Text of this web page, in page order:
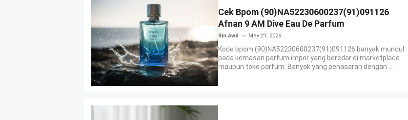
Cek Bpom (90)NA52230600237(91)091126
Afnan 9 AM Dive Eau De Parfum
Rin Awd May 21, 2026
Kode bpom (90)NA52230600237(91)091126 banyak muncul
pada kemasan parfum impor yang beredar di marketplace
maupun toko parfum. Banyak yang penasaran dengan ...